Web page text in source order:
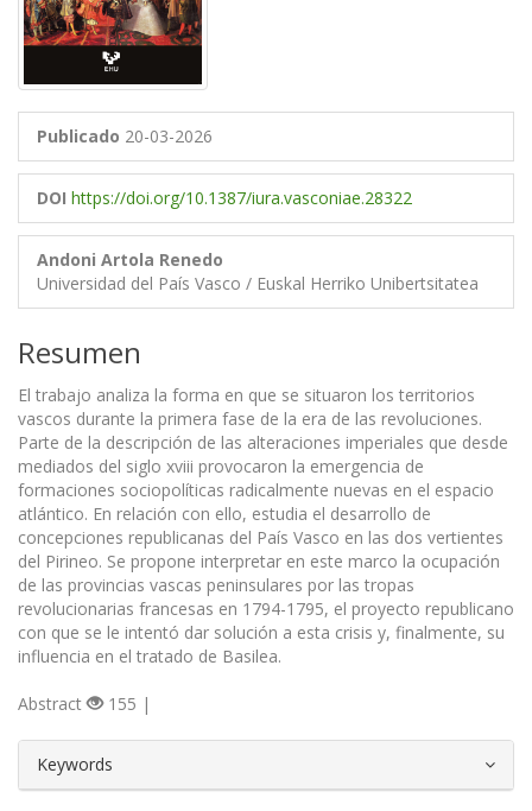
Publicado 20-03-2026
DOI https://doi.org/10.1387/iura.vasconiae.28322
Andoni Artola Renedo
Universidad del País Vasco / Euskal Herriko Unibertsitatea
Resumen
El trabajo analiza la forma en que se situaron los territorios
vascos durante la primera fase de la era de las revoluciones.
Parte de la descripción de las alteraciones imperiales que desde
mediados del siglo xviii provocaron la emergencia de
formaciones sociopolíticas radicalmente nuevas en el espacio
atlántico. En relación con ello, estudia el desarrollo de
concepciones republicanas del País Vasco en las dos vertientes
del Pirineo. Se propone interpretar en este marco la ocupación
de las provincias vascas peninsulares por las tropas
revolucionarias francesas en 1794-1795, el proyecto republicano
con que se le intentó dar solución a esta crisis y, finalmente, su
influencia en el tratado de Basilea.
Abstract 155 |
Keywords